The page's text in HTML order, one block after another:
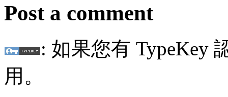
Post a comment
: 如果您有 TypeKey
用。